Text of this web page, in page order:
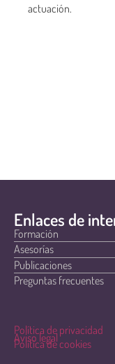
actuación.
Enlaces de
Formación
Asesorías
Publicaciones
Preguntas frecuentes
Política de privacidad
Aviso legal
Política de cookies